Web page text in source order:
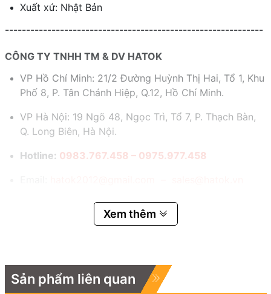
Xuất xứ: Nhật Bản
-------------------------------------------------------------
CÔNG TY TNHH TM & DV HATOK
VP Hồ Chí Minh: 21/2 Đường Huỳnh Thị Hai, Tổ 1, Khu
Phố 8, P. Tân Chánh Hiệp, Q.12, Hồ Chí Minh.
VP Hà Nội: 19 Ngõ 48, Ngọc Trì, Tổ 7, P. Thạch Bàn,
Q. Long Biên, Hà Nội.
Hotline: 0983.767.458 – 0975.977.458
Xem thêm
Sản phẩm liên quan